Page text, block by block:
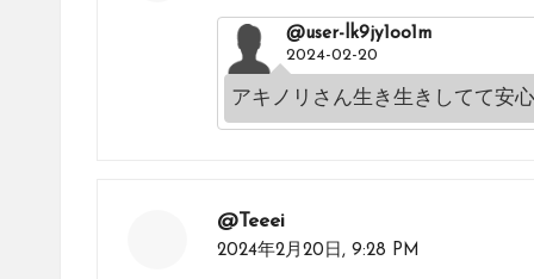
@user-lk9jy1oo1m
2024-02-20
アキノリさん生き生きしてて安
@Teeei
2024年2月20日, 9:28 PM